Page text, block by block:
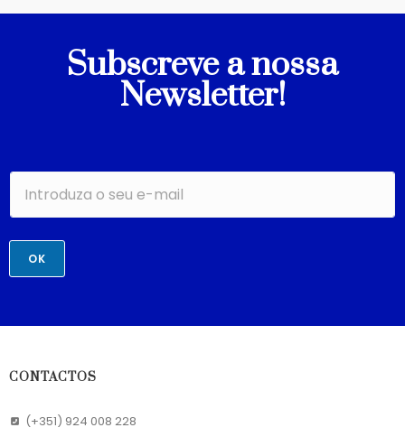
Subscreve a nossa
Newsletter!
OK
CONTACTOS
(+351) 924 008 228